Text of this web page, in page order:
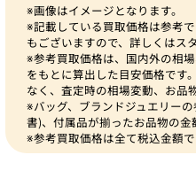
※画像はイメージとなります。
※記載している買取価格は参考
もございますので、詳しくはス
※参考買取価格は、国内外の相
をもとに算出した目安価格です
なく、査定時の相場変動、お品
※バッグ、ブランドジュエリー
書)、付属品が揃ったお品物の金
※参考買取価格は全て税込金額で